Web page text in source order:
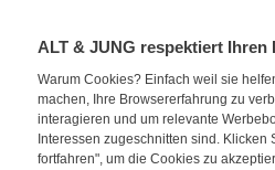
ALT & JUNG respektiert Ihren
Warum Cookies? Einfach weil sie
machen, Ihre Browsererfahrung zu
interagieren und um relevante
Interessen zugeschnitten sind. Klicken
fortfahren", um die Cookies zu